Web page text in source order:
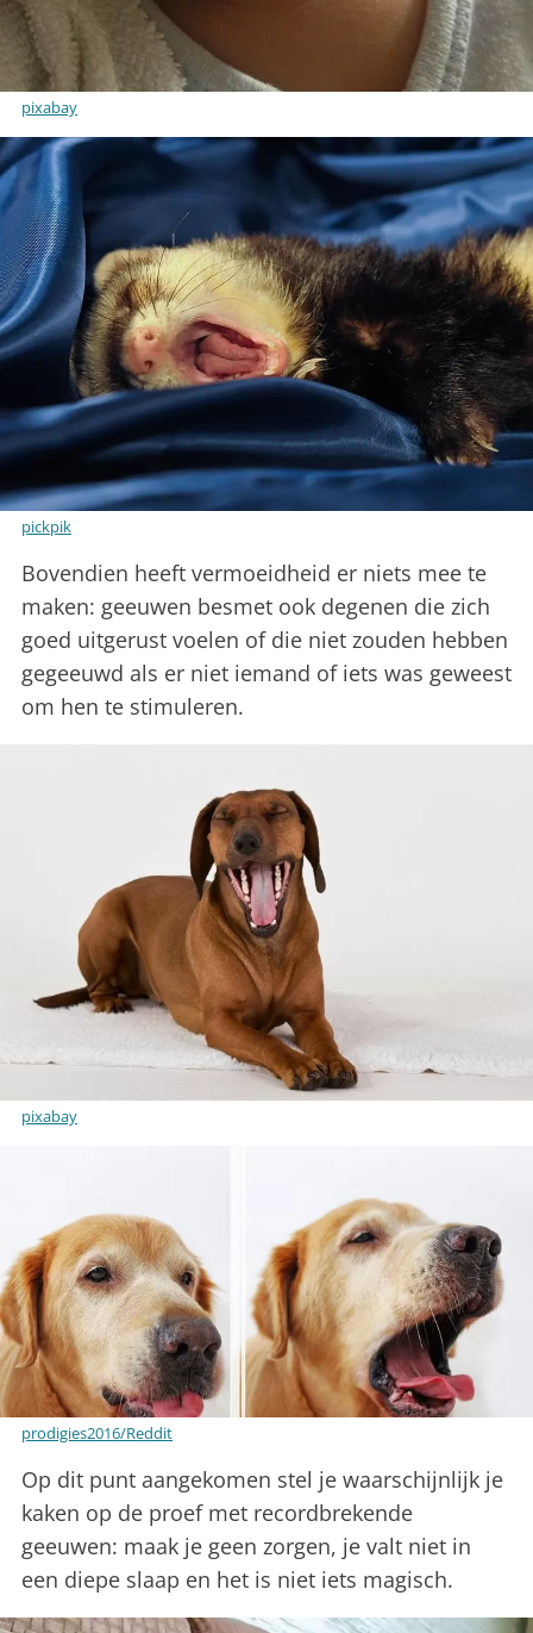
pixabay
pickpik
Bovendien heeft vermoeidheid er niets mee te
maken: geeuwen besmet ook degenen die zich
goed uitgerust voelen of die niet zouden hebben
gegeeuwd als er niet iemand of iets was geweest
om hen te stimuleren.
pixabay
prodigies2016/Reddit
Op dit punt aangekomen stel je waarschijnlijk je
kaken op de proef met recordbrekende
geeuwen: maak je geen zorgen, je valt niet in
een diepe slaap en het is niet iets magisch.